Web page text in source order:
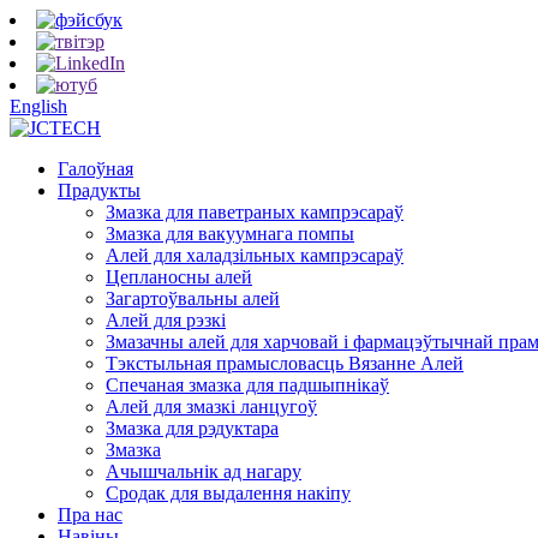
English
Галоўная
Прадукты
Змазка для паветраных кампрэсараў
Змазка для вакуумнага помпы
Алей для халадзільных кампрэсараў
Цепланосны алей
Загартоўвальны алей
Алей для рэзкі
Змазачны алей для харчовай і фармацэўтычнай
Тэкстыльная прамысловасць Вязанне Алей
Спечаная змазка для падшыпнікаў
Алей для змазкі ланцугоў
Змазка для рэдуктара
Змазка
Ачышчальнік ад нагару
Сродак для выдалення накіпу
Пра нас